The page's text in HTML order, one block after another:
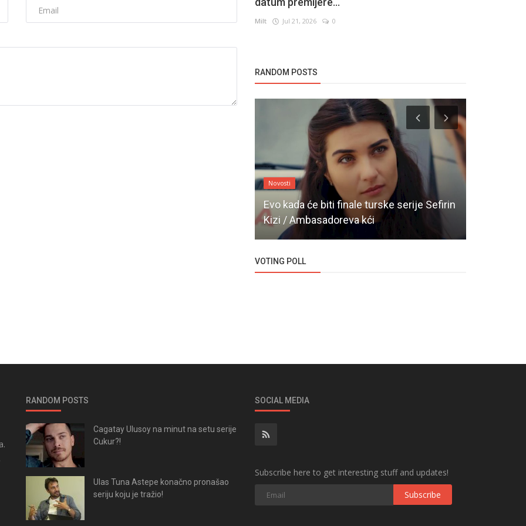
Milt Jul 21, 2026 0
RANDOM POSTS
Novosti
Evo kada će biti finale turske serije Sefirin
Kizi / Ambasadoreva kći
VOTING POLL
RANDOM POSTS
Cagatay Ulusoy na minut na setu serije
Cukur?!
Ulas Tuna Astepe konačno pronašao
seriju koju je tražio!
SOCIAL MEDIA
Subscribe here to get interesting stuff and updates!
Subscribe